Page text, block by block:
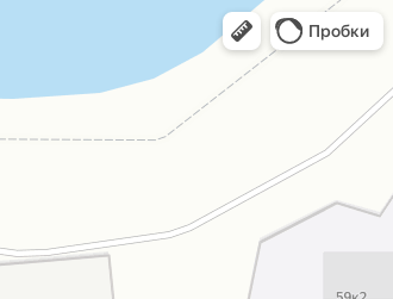
Пробки